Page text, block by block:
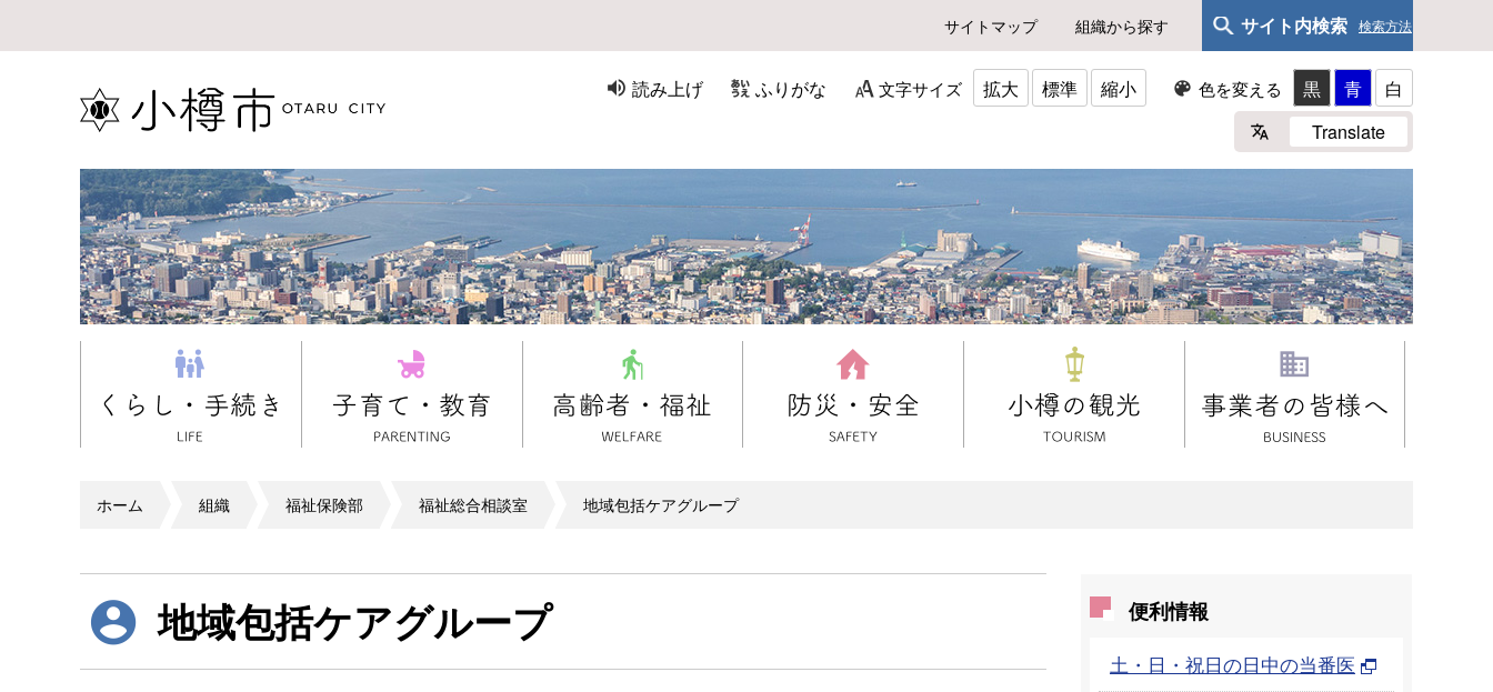
サイトマップ 組織から探す サイト内検索 検索方法
読み上げ ふりがな 文字サイズ 拡大 標準 縮小 色を変える 黒 青
白
Translate
ホーム 組織 福祉保険部 福祉総合相談室 地域包括ケアグループ
地域包括ケアグループ 便利情報
土・日・祝日の日中の当番医